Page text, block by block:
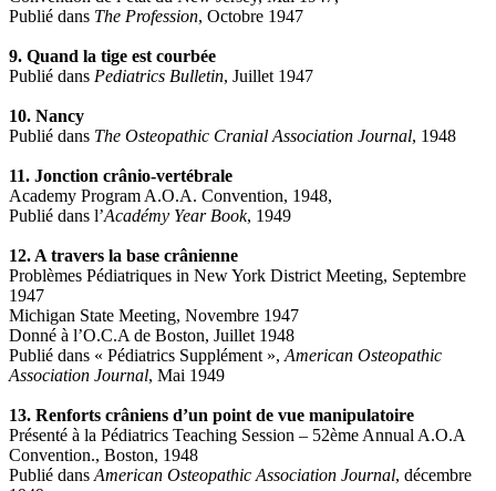
Publié dans The Profession, Octobre 1947
9. Quand la tige est courbée
Publié dans Pediatrics Bulletin, Juillet 1947
10. Nancy
Publié dans The Osteopathic Cranial Association Journal, 1948
11. Jonction crânio-vertébrale
Academy Program A.O.A. Convention, 1948,
Publié dans l’Académy Year Book, 1949
12. A travers la base crânienne
Problèmes Pédiatriques in New York District Meeting, Septembre
1947
Michigan State Meeting, Novembre 1947
Donné à l’O.C.A de Boston, Juillet 1948
Publié dans « Pédiatrics Supplément », American Osteopathic
Association Journal, Mai 1949
13. Renforts crâniens d’un point de vue manipulatoire
Présenté à la Pédiatrics Teaching Session – 52ème Annual A.O.A
Convention., Boston, 1948
Publié dans American Osteopathic Association Journal, décembre